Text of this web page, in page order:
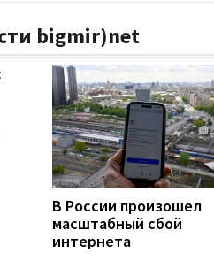
bigmir)net
В России произошел
масштабный сбой
интернета